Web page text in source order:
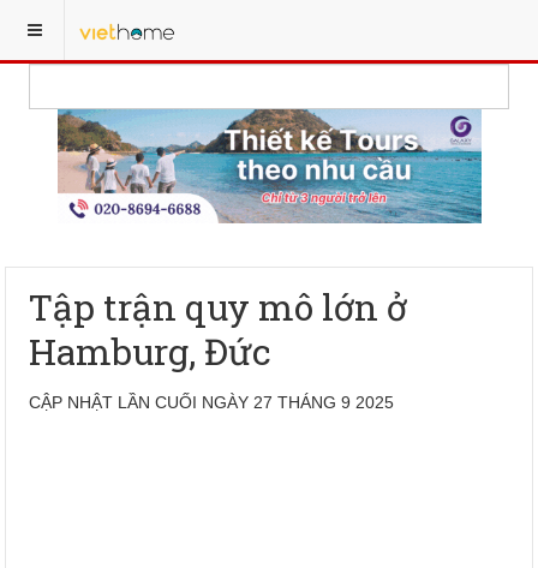
Tập trận quy mô lớn ở
Hamburg, Đức
CẬP NHẬT LẦN CUỐI NGÀY 27 THÁNG 9 2025